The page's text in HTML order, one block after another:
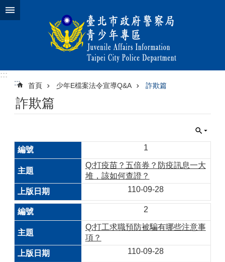
跳到主要內容區塊
:::
:::
首頁 少年E檔案法令宣導Q&A 詐欺篇
詐欺篇
1
Q:打疫苗？五倍券？防疫訊息一大
堆，該如何查證？
110-09-28
2
Q:打工求職預防被騙有哪些注意事
項？
110-09-28